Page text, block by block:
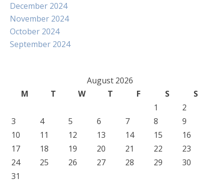
December 2024
November 2024
October 2024
September 2024
August 2026
M
T W T F S
S
1
2
3
4 5 6 7 8
9
10
11 12 13 14 15
16
17
18 19 20 21 22
23
24
25 26 27 28 29
30
31